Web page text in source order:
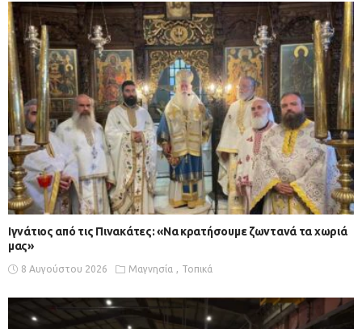
Ιγνάτιος από τις Πινακάτες: «Να κρατήσουμε ζωντανά τα χωριά
μας»
8 Αυγούστου 2026 Μαγνησία Τοπικά